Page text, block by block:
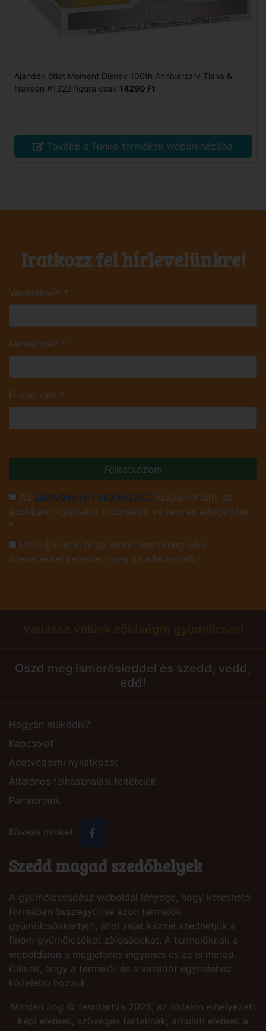
Ajándék ötlet Moment Disney 100th Anniversary Tiana &
Naveen #1322 figura csak 14290 Ft
Tovább a Funko termékek webáruházába
Iratkozz fel hírlevelünkre!
Vezetéknév *
Keresztnév *
E-mail cím *
Feliratkozom
Az adatvédelmi nyilatkozatot megismertem, az
azokban foglaltakat tudomásul vettem és elfogadom.
*
Hozzájárulok, hogy direkt marketing célú
üzenetekkel keressen meg az adatkezelő.*
Vadássz velünk zöldségre gyümölcsre!
Oszd meg ismerősieddel és szedd, vedd,
edd!
Hogyan működik?
Kapcsolat
Adatvédelmi nyilatkozat
Általános felhasználási feltételek
Partnereink
Kövess minket:
Szedd magad szedőhelyek
A gyümölcsvadász weboldal lényege, hogy kereshető
formában összegyűjtse azon termelők
gyümölcsöskertjeit, ahol saját kézzel szedhetjük a
finom gyümölcsöket zöldségeket. A termelőknek a
weboldalon a megjelenés ingyenes és az is marad.
Célunk, hogy a termelőt és a vásárlót egymáshoz
közelebb hozzuk.
Minden Jog © fenntartva 2026, az oldalon elhelyezett
képi elemek, szöveges tartalmak, arculati elemek a